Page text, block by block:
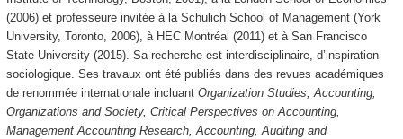
(2006) et professeure invitée à la Schulich School of Management (York
University, Toronto, 2006), à HEC Montréal (2011) et à San Francisco
State University (2015). Sa recherche est interdisciplinaire, d’inspiration
sociologique. Ses travaux ont été publiés dans des revues académiques
de renommée internationale incluant Organization Studies, Accounting,
Organizations and Society, Critical Perspectives on Accounting,
Management Accounting Research, Accounting, Auditing and